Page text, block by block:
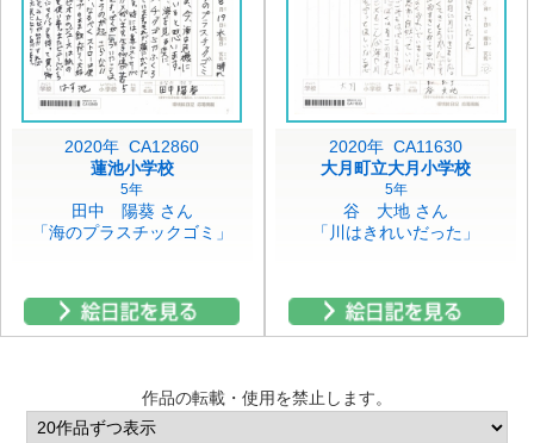
2020年 CA12860
蓮池小学校
5年
田中 陽葵 さん
「海のプラスチックゴミ」
2020年 CA11630
大月町立大月小学校
5年
谷 大地 さん
「川はきれいだった」
作品の転載・使用を禁止します。